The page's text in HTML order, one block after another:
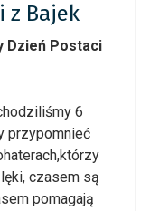
z Bajek
Dzień Postaci
6
przypomnieć
czasem są
pomagają